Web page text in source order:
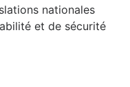
nationales
et de sécurité